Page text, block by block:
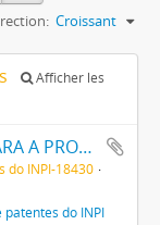
Croissant
Afficher les
UM NOVO PROCESSO PARA A PRODUCÇÃO DE GAZES COMBUSTIVEIS
do INPI-18430
do INPI